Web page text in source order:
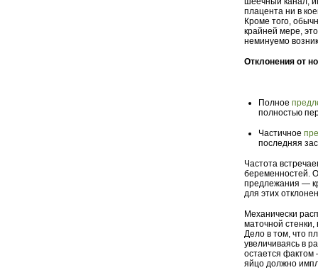
плацента ни в
Кроме того,
крайней мере,
неминуемо
Отклонения от
Полное
полностью
Частичное
последняя
Частота
беременностей.
предлежания —
для этих
Механически
маточной
Дело в том, что
увеличиваясь в
остается фактом
яйцо должно